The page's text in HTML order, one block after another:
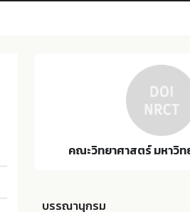
คณะวิทยาศาสตร์ มหาวิ
บรรณานุกรม